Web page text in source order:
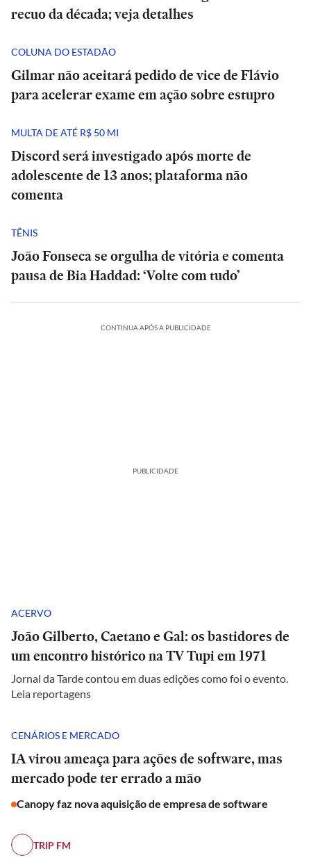
recuo da década; veja detalhes
COLUNA DO ESTADÃO
Gilmar não aceitará pedido de vice de Flávio
para acelerar exame em ação sobre estupro
MULTA DE ATÉ R$ 50 MI
Discord será investigado após morte de
adolescente de 13 anos; plataforma não
comenta
TÊNIS
João Fonseca se orgulha de vitória e comenta
pausa de Bia Haddad: ‘Volte com tudo’
CONTINUA APÓS A PUBLICIDADE
PUBLICIDADE
ACERVO
João Gilberto, Caetano e Gal: os bastidores de
um encontro histórico na TV Tupi em 1971
Jornal da Tarde contou em duas edições como foi o evento.
Leia reportagens
CENÁRIOS E MERCADO
IA virou ameaça para ações de software, mas
mercado pode ter errado a mão
Canopy faz nova aquisição de empresa de software
TRIP FM